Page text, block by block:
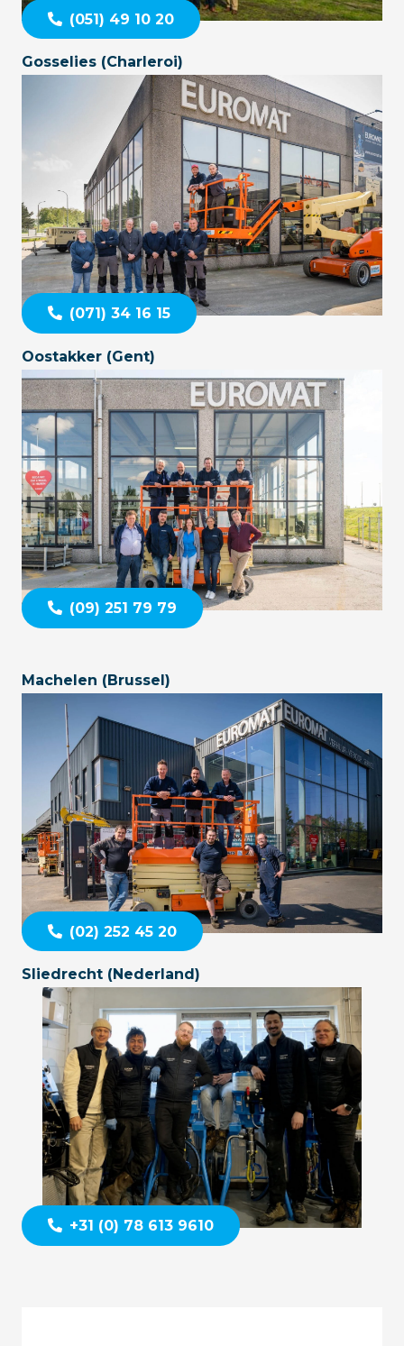
(051) 49 10 20
Gosselies (Charleroi)
(071) 34 16 15
Oostakker (Gent)
(09) 251 79 79
Machelen (Brussel)
(02) 252 45 20
Sliedrecht (Nederland)
+31 (0) 78 613 9610